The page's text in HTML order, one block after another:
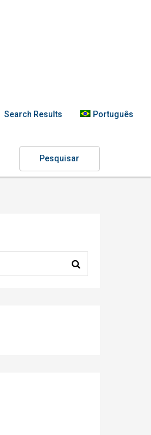
Search Results Português
Pesquisar